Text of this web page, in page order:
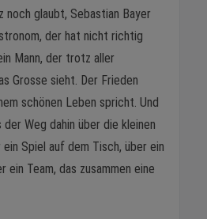
noch glaubt, Sebastian Bayer
der hat nicht richtig
Mann, der trotz aller
Grosse sieht. Der Frieden
schönen Leben spricht. Und
Weg dahin über die kleinen
Spiel auf dem Tisch, über ein
ein Team, das zusammen eine